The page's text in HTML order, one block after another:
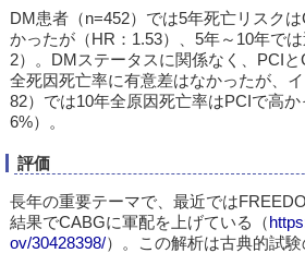
DM患者（n=452）では5年死亡リスク
かったが（HR：1.53）、5年～10年で
2）。DMステータスに関係なく、PCI
全死因死亡率に有意差はなかったが、
82）では10年全原因死亡率はPCIで高
6%）。
評価
長年の重要テーマで、最近では
結果でCABGに軍配を上げている（
ov/30428398/）。この解析は古典的試験